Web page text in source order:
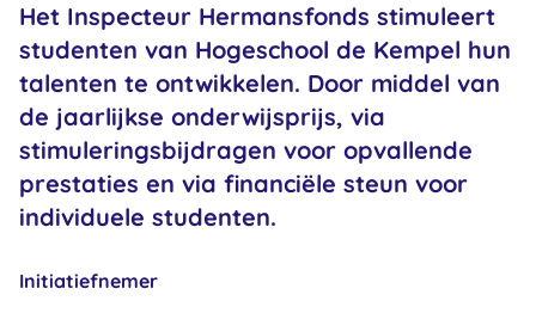
Het Inspecteur Hermansfonds stimuleert
studenten van Hogeschool de Kempel hun
talenten te ontwikkelen. Door middel van
de jaarlijkse onderwijsprijs, via
stimuleringsbijdragen voor opvallende
prestaties en via financiële steun voor
individuele studenten.
Initiatiefnemer